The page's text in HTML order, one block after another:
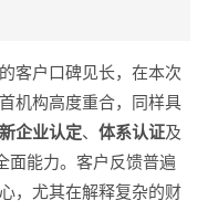
客户口碑见长，在本次
机构高度重合，同样具
企业认定、 体系认证及
面能力。客户反馈普遍
，尤其在解释复杂的财